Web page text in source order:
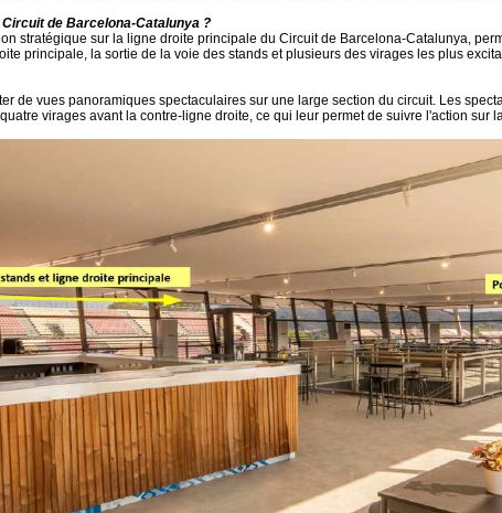
de Barcelona-Catalunya ?
stratégique sur la ligne droite principale du Circuit de Barcelona-Catalunya,
principale, la sortie de la voie des stands et plusieurs des virages les plus
de vues panoramiques spectaculaires sur une large section du circuit. Les
virages avant la contre-ligne droite, ce qui leur permet de suivre l'action sur